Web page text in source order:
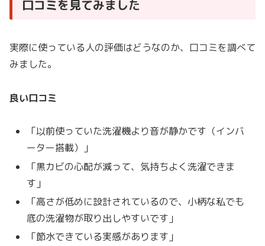
口コミを見てみました
実際に使っている人の評価はどうなのか、口コミを調べて
みました。
良い口コミ
「以前使っていた洗濯機より音が静かです（インバ
ーター搭載）」
「黒カビの心配が減って、気持ちよく洗濯できま
す」
「高さが低めに設計されているので、小柄な私でも
底の洗濯物が取り出しやすいです」
「節水できている実感があります」